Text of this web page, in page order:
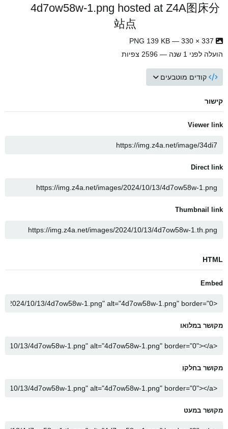
4d7ow58w-1.png hosted at Z4A图床分
站点
הועלה לפני 1 שנה — 2596 צפיות
קודים מוטבעים
קישור
Viewer link
Direct link
Thumbnail link
HTML
Embed
מקושר במלואו
מקושר בחלקו
מקושר במעט